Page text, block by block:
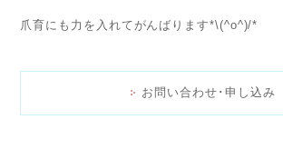
爪育にも力を入れてがんばります*\(^o^)/*
お問い合わせ･申し込み